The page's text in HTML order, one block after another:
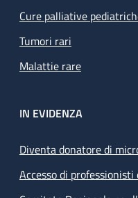
Cure palliative
Tumori rari
Malattie rare
IN EVIDENZA
Diventa donatore di
Accesso di